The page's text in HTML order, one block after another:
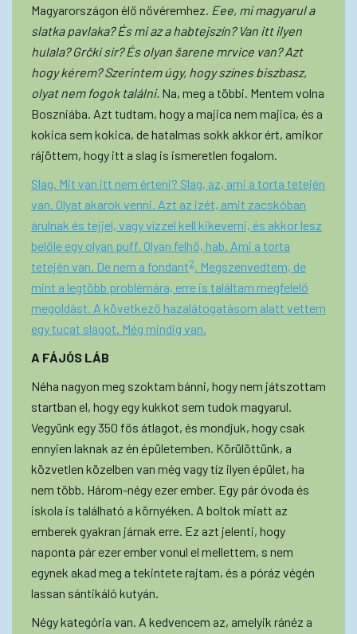
Magyarországon élő nővéremhez. Eee, mi magyarul a
slatka pavlaka? És mi az a habtejszín? Van itt ilyen
hulala? Grčki sir? És olyan šarene mrvice van? Azt
hogy kérem? Szerintem úgy, hogy színes biszbasz,
olyat nem fogok találni. Na, meg a többi. Mentem volna
Boszniába. Azt tudtam, hogy a majica nem majica, és a
kokica sem kokica, de hatalmas sokk akkor ért, amikor
rájöttem, hogy itt a slag is ismeretlen fogalom.
Slag. Mit van itt nem érteni? Slag, az, ami a torta tetején
van. Olyat akarok venni. Azt az izét, amit zacskóban
árulnak és tejjel, vagy vízzel kell kikeverni, és akkor lesz
belőle egy olyan puff. Olyan felhő, hab. Ami a torta
tetején van. De nem a fondant2. Megszenvedtem, de
mint a legtöbb problémára, erre is találtam megfelelő
megoldást. A következő hazalátogatásom alatt vettem
egy tucat slagot. Még mindig van.
A FÁJÓS LÁB
Néha nagyon meg szoktam bánni, hogy nem játszottam
startban el, hogy egy kukkot sem tudok magyarul.
Vegyünk egy 350 fős átlagot, és mondjuk, hogy csak
ennyien laknak az én épületemben. Körülöttünk, a
közvetlen közelben van még vagy tíz ilyen épület, ha
nem több. Három-négy ezer ember. Egy pár óvoda és
iskola is található a környéken. A boltok miatt az
emberek gyakran járnak erre. Ez azt jelenti, hogy
naponta pár ezer ember vonul el mellettem, s nem
egynek akad meg a tekintete rajtam, és a póráz végén
lassan sántikáló kutyán.
Négy kategória van. A kedvencem az, amelyik ránéz a